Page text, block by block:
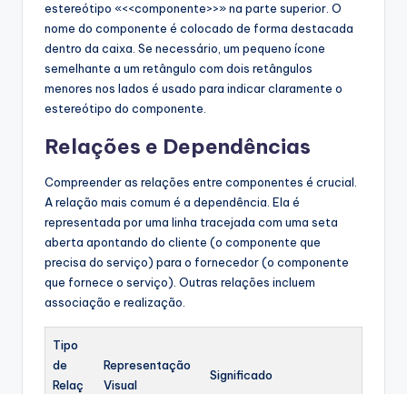
estereótipo «<<componente>>» na parte superior. O
nome do componente é colocado de forma destacada
dentro da caixa. Se necessário, um pequeno ícone
semelhante a um retângulo com dois retângulos
menores nos lados é usado para indicar claramente o
estereótipo do componente.
Relações e Dependências
Compreender as relações entre componentes é crucial.
A relação mais comum é a dependência. Ela é
representada por uma linha tracejada com uma seta
aberta apontando do cliente (o componente que
precisa do serviço) para o fornecedor (o componente
que fornece o serviço). Outras relações incluem
associação e realização.
Tipo
de
Relaç
Representação
Visual
Significado